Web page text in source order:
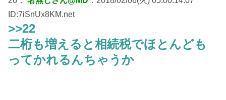
ID:7iSnUx8KM.net
>>22
二桁も増えると相続税でほとんども
ってかれるんちゃうか